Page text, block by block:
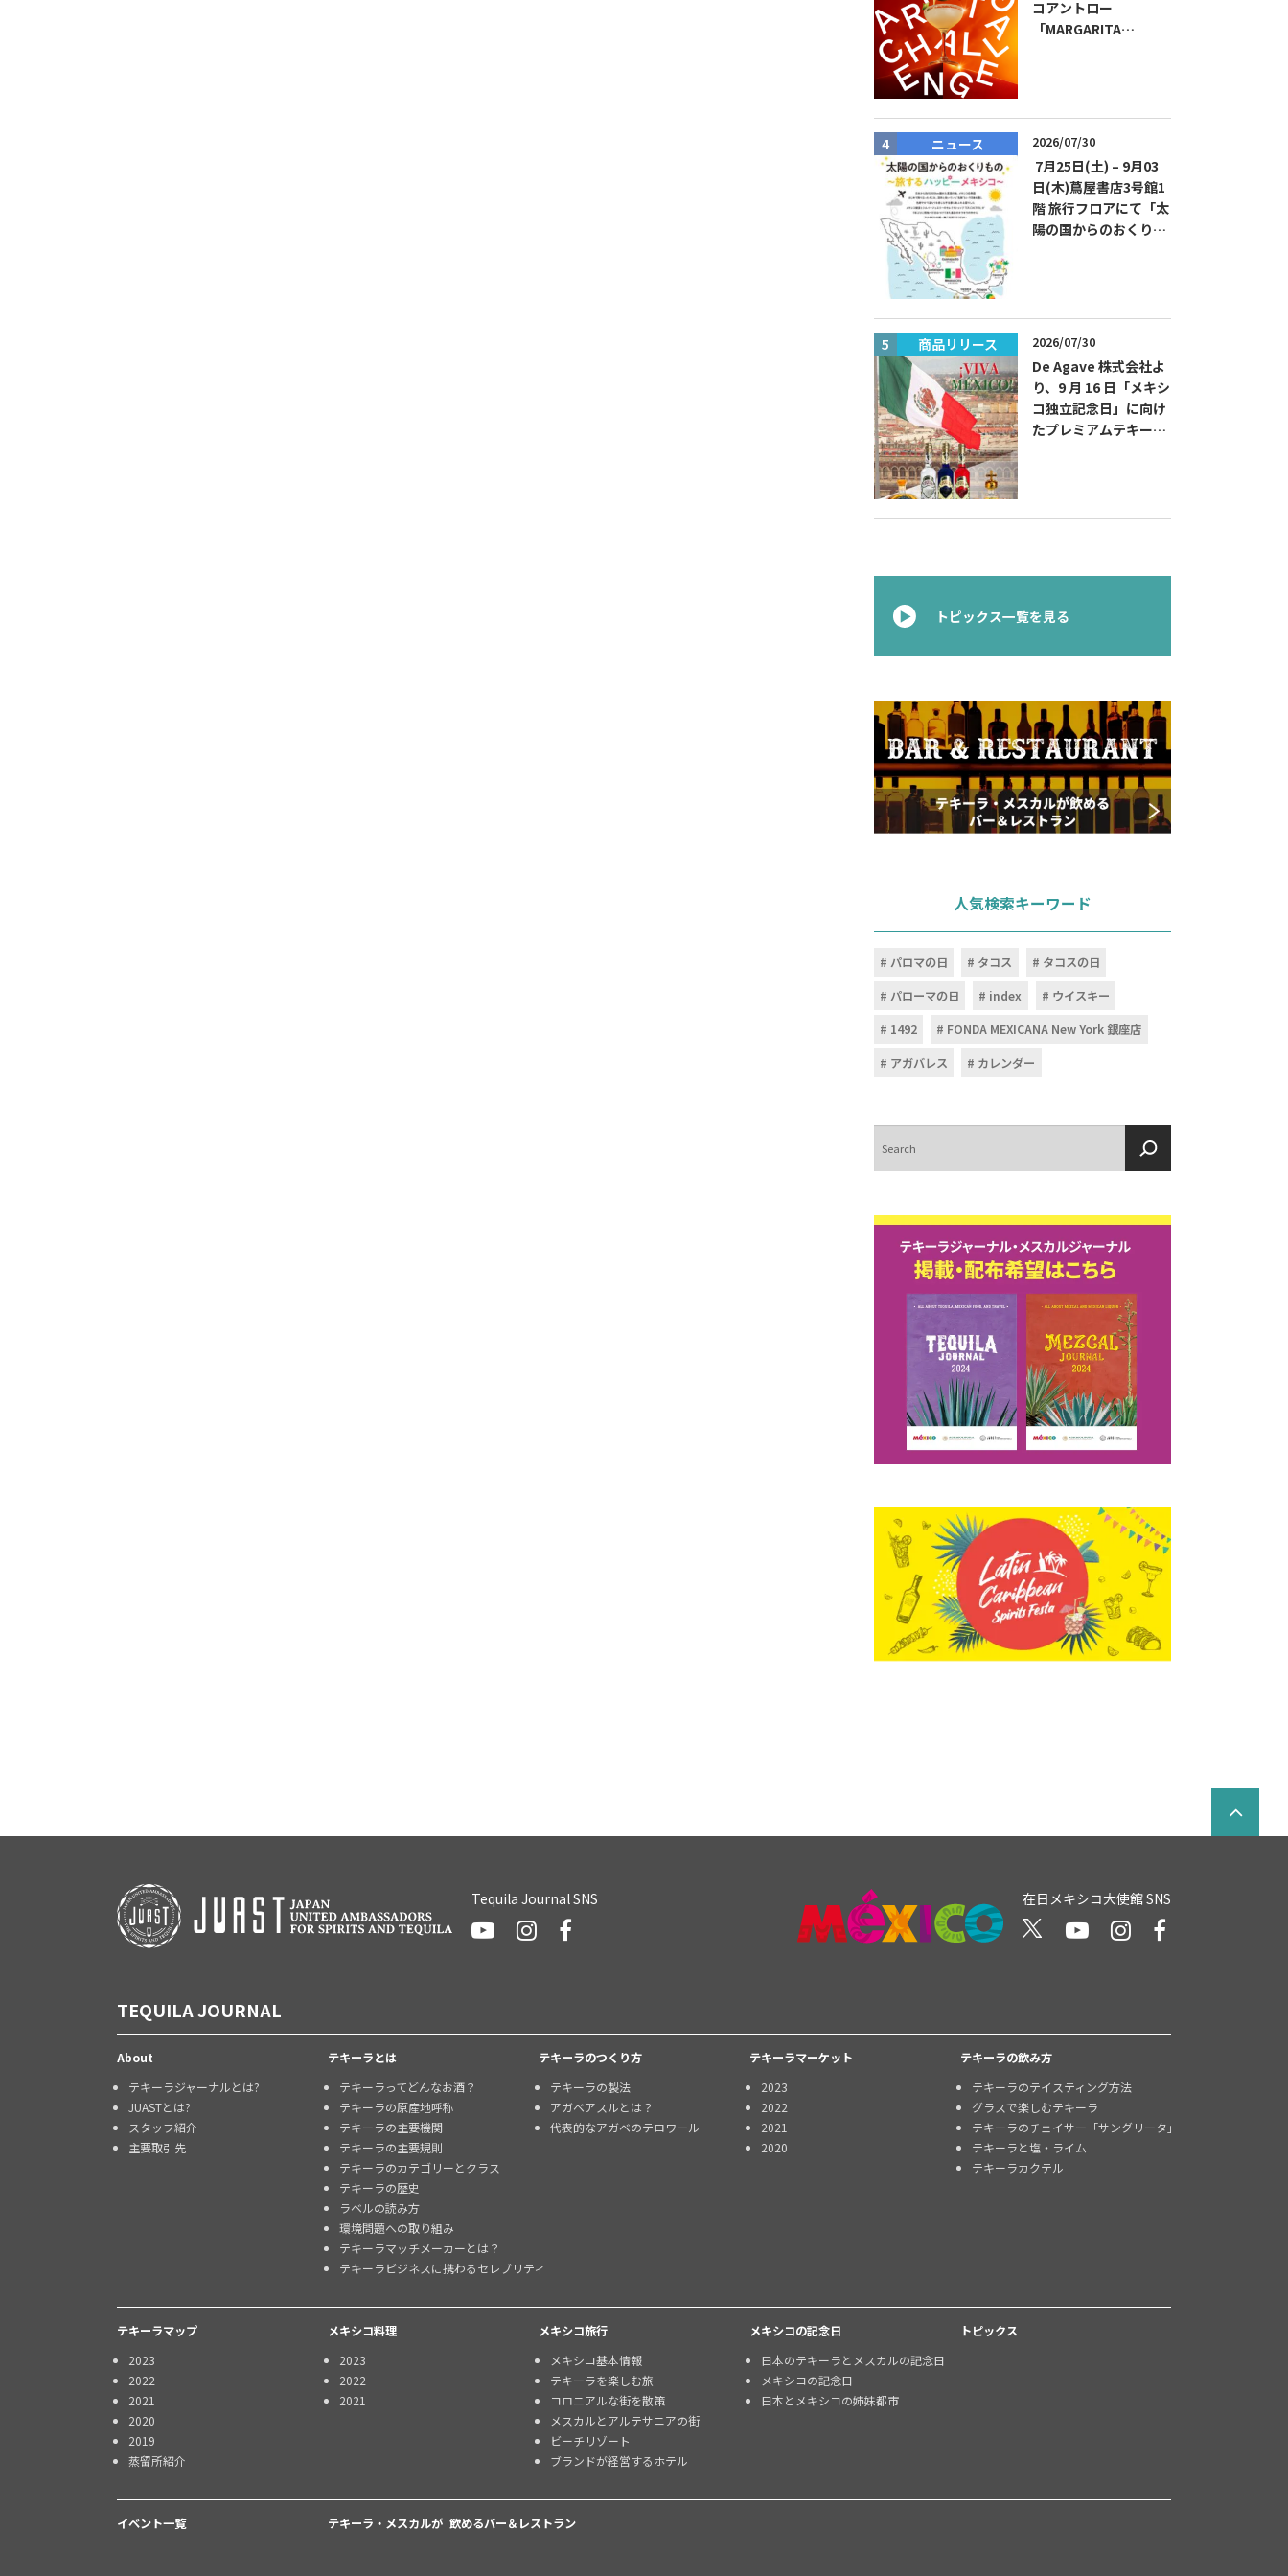
コアントロー
「MARGARITA
無料！
ニュース 2026/07/30
7月25日(土) – 9月03
日(木)蔦屋書店3号館1
階 旅行フロアにて「太
陽の国からのおくりも
商品リリース 2026/07/30
De Agave 株式会社よ
り、9 月 16 日「メキシ
コ独立記念日」に向け
たプレミアムテキーラ
トピックス一覧を見る
人気検索キーワード
パロマの日 タコス
タコスの日
パローマの日
index
ウイスキー
1492
FONDA MEXICANA New York 銀座店
アガバレス
カレンダー
索
Tequila Journal SNS 在日メキシコ大使館 SNS
TEQUILA JOURNAL
About
テキーラジャーナルとは?
JUASTとは?
スタッフ紹介
主要取引先
テキーラとは
テキーラってどんなお酒？
テキーラの原産地呼称
テキーラの主要機関
テキーラの主要規則
テキーラのカテゴリーとクラス
テキーラの歴史
ラベルの読み方
環境問題への取り組み
テキーラマッチメーカーとは？
テキーラビジネスに携わるセレブリティ
テキーラのつくり方
テキーラの製法
アガベアスルとは？
代表的なアガベのテロワール
テキーラマーケット
2023
2022
2021
2020
テキーラの飲み方
テキーラのテイスティング方法
グラスで楽しむテキーラ
テキーラのチェイサー「サングリータ」
テキーラと塩・ライム
テキーラカクテル
テキーラマップ
2023
2022
2021
2020
2019
蒸留所紹介
メキシコ料理
2023
2022
2021
メキシコ旅行
メキシコ基本情報
テキーラを楽しむ旅
コロニアルな街を散策
メスカルとアルテサニアの街
ビーチリゾート
ブランドが経営するホテル
メキシコの記念日
日本のテキーラとメスカルの記念日
メキシコの記念日
日本とメキシコの姉妹都市
トピックス
イベント一覧 テキーラ・メスカルが 飲めるバー＆レストラン